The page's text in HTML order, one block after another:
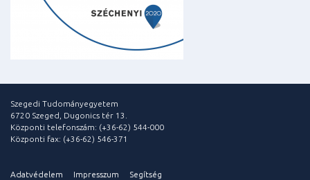
Szegedi Tudományegyetem
6720 Szeged, Dugonics tér 13.
Központi telefonszám: (+36-62) 544-000
Központi fax: (+36-62) 546-371
Adatvédelem Impresszum Segítség